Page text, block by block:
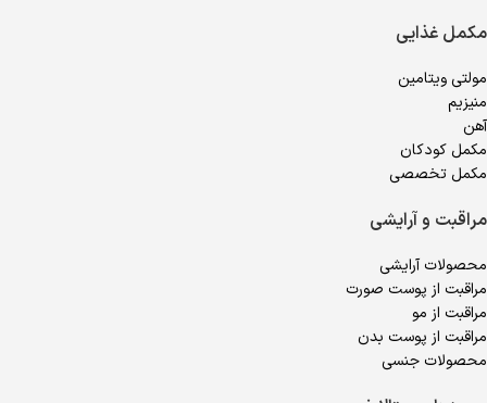
مکمل غذایی
مولتی ویتامین
منیزیم
آهن
مکمل کودکان
مکمل تخصصی
مراقبت و آرایشی
محصولات آرایشی
مراقبت از پوست صورت
مراقبت از مو
مراقبت از پوست بدن
محصولات جنسی